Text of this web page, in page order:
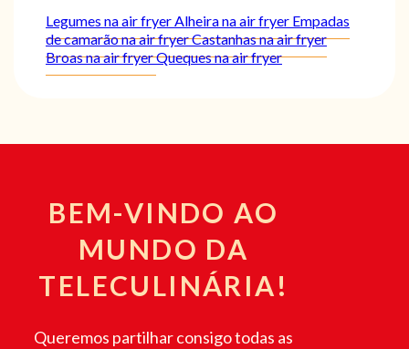
Legumes na air fryerAlheira na air fryer Empadas
de camarão na air fryerCastanhas na air fryer
Broas na air fryerQueques na air fryer
BEM-VINDO AO
MUNDO DA
TELECULINÁRIA!
Queremos partilhar consigo todas as